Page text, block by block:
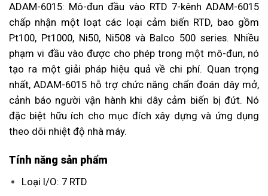
ADAM-6015: Mô-đun đầu vào RTD 7-kênh ADAM-6015
chấp nhận một loạt các loại cảm biến RTD, bao gồm
Pt100, Pt1000, Ni50, Ni508 và Balco 500 series. Nhiều
phạm vi đầu vào được cho phép trong một mô-đun, nó
tạo ra một giải pháp hiệu quả về chi phí. Quan trọng
nhất, ADAM-6015 hỗ trợ chức năng chẩn đoán dây mở,
cảnh báo người vận hành khi dây cảm biến bị đứt. Nó
đặc biệt hữu ích cho mục đích xây dựng và ứng dụng
theo dõi nhiệt độ nhà máy.
Tính năng sản phẩm
Loại I/O: 7 RTD